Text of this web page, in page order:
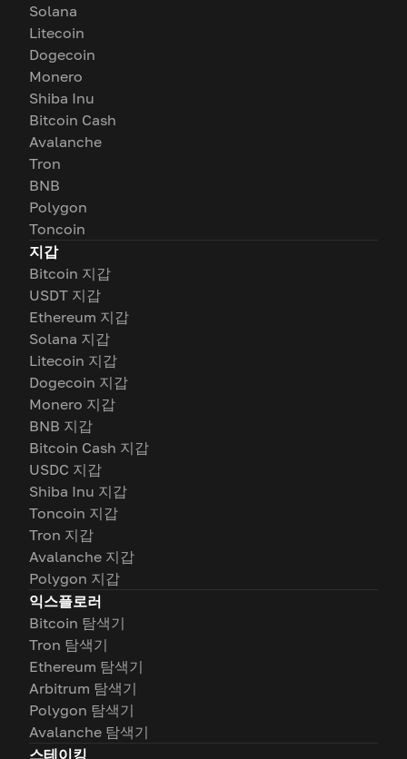
Solana
Litecoin
Dogecoin
Monero
Shiba Inu
Bitcoin Cash
Avalanche
Tron
BNB
Polygon
Toncoin
지갑
Bitcoin 지갑
USDT 지갑
Ethereum 지갑
Solana 지갑
Litecoin 지갑
Dogecoin 지갑
Monero 지갑
BNB 지갑
Bitcoin Cash 지갑
USDC 지갑
Shiba Inu 지갑
Toncoin 지갑
Tron 지갑
Avalanche 지갑
Polygon 지갑
익스플로러
Bitcoin 탐색기
Tron 탐색기
Ethereum 탐색기
Arbitrum 탐색기
Polygon 탐색기
Avalanche 탐색기
스테이킹